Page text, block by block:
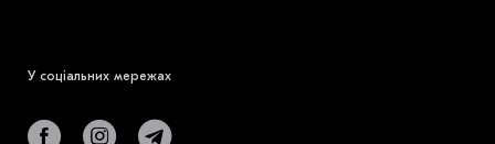
У соціальних мережах